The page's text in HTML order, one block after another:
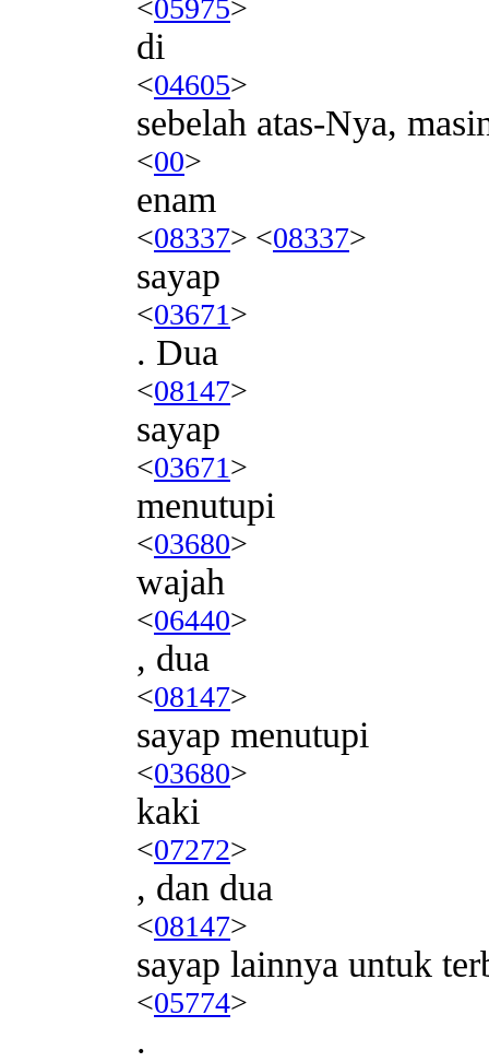
<05975>
di
<04605>
sebelah atas-Nya,
<00>
enam
<08337> <08337>
sayap
<03671>
. Dua
<08147>
sayap
<03671>
menutupi
<03680>
wajah
<06440>
, dua
<08147>
sayap menutupi
<03680>
kaki
<07272>
, dan dua
<08147>
sayap lainnya untuk
<05774>
.